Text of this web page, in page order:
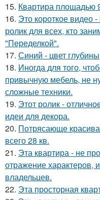
15. Квартира площадью
16. Это короткое видео
ролик для всех, кто
"Переделкой".
17. Синий - цвет
18. Иногда для того,
привычную мебель, не
сложные техники.
19. Этот ролик -
идеи для декора.
20. Потрясающе
всего 28 кв.
21. Эта квартира - не
отражение характеров,
владельцев.
22. Эта просторная